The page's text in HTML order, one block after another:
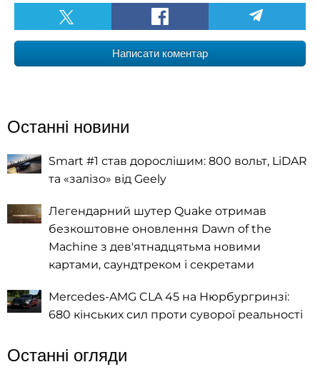
Написати коментар
Останні новини
Smart #1 став дорослішим: 800 вольт, LiDAR
та «залізо» від Geely
Легендарний шутер Quake отримав
безкоштовне оновлення Dawn of the
Machine з дев'ятнадцятьма новими
картами, саундтреком і секретами
Mercedes-AMG CLA 45 на Нюрбургринзі:
680 кінських сил проти суворої реальності
Останні огляди